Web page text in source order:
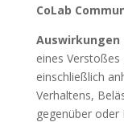
CoLab
eines
einschließlich
Verhaltens,
gegenüber